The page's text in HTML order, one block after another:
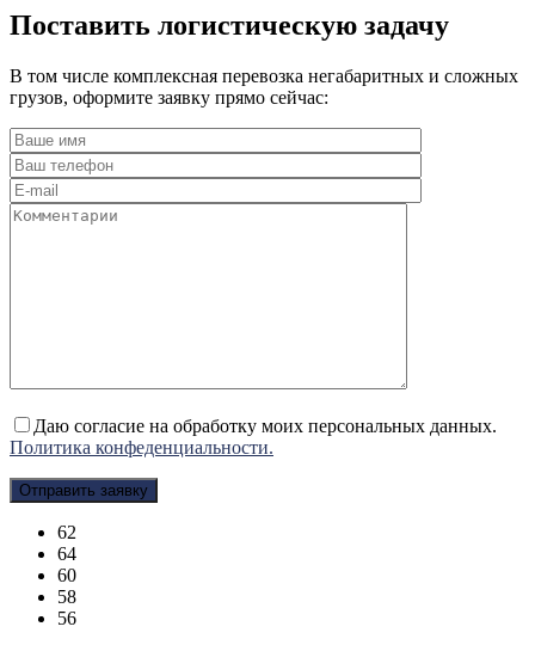
Поставить логистическую задачу
В том числе комплексная перевозка негабаритных и сложных
грузов, оформите заявку прямо сейчас:
Даю согласие на обработку моих персональных данных.
Политика конфеденциальности.
62
64
60
58
56